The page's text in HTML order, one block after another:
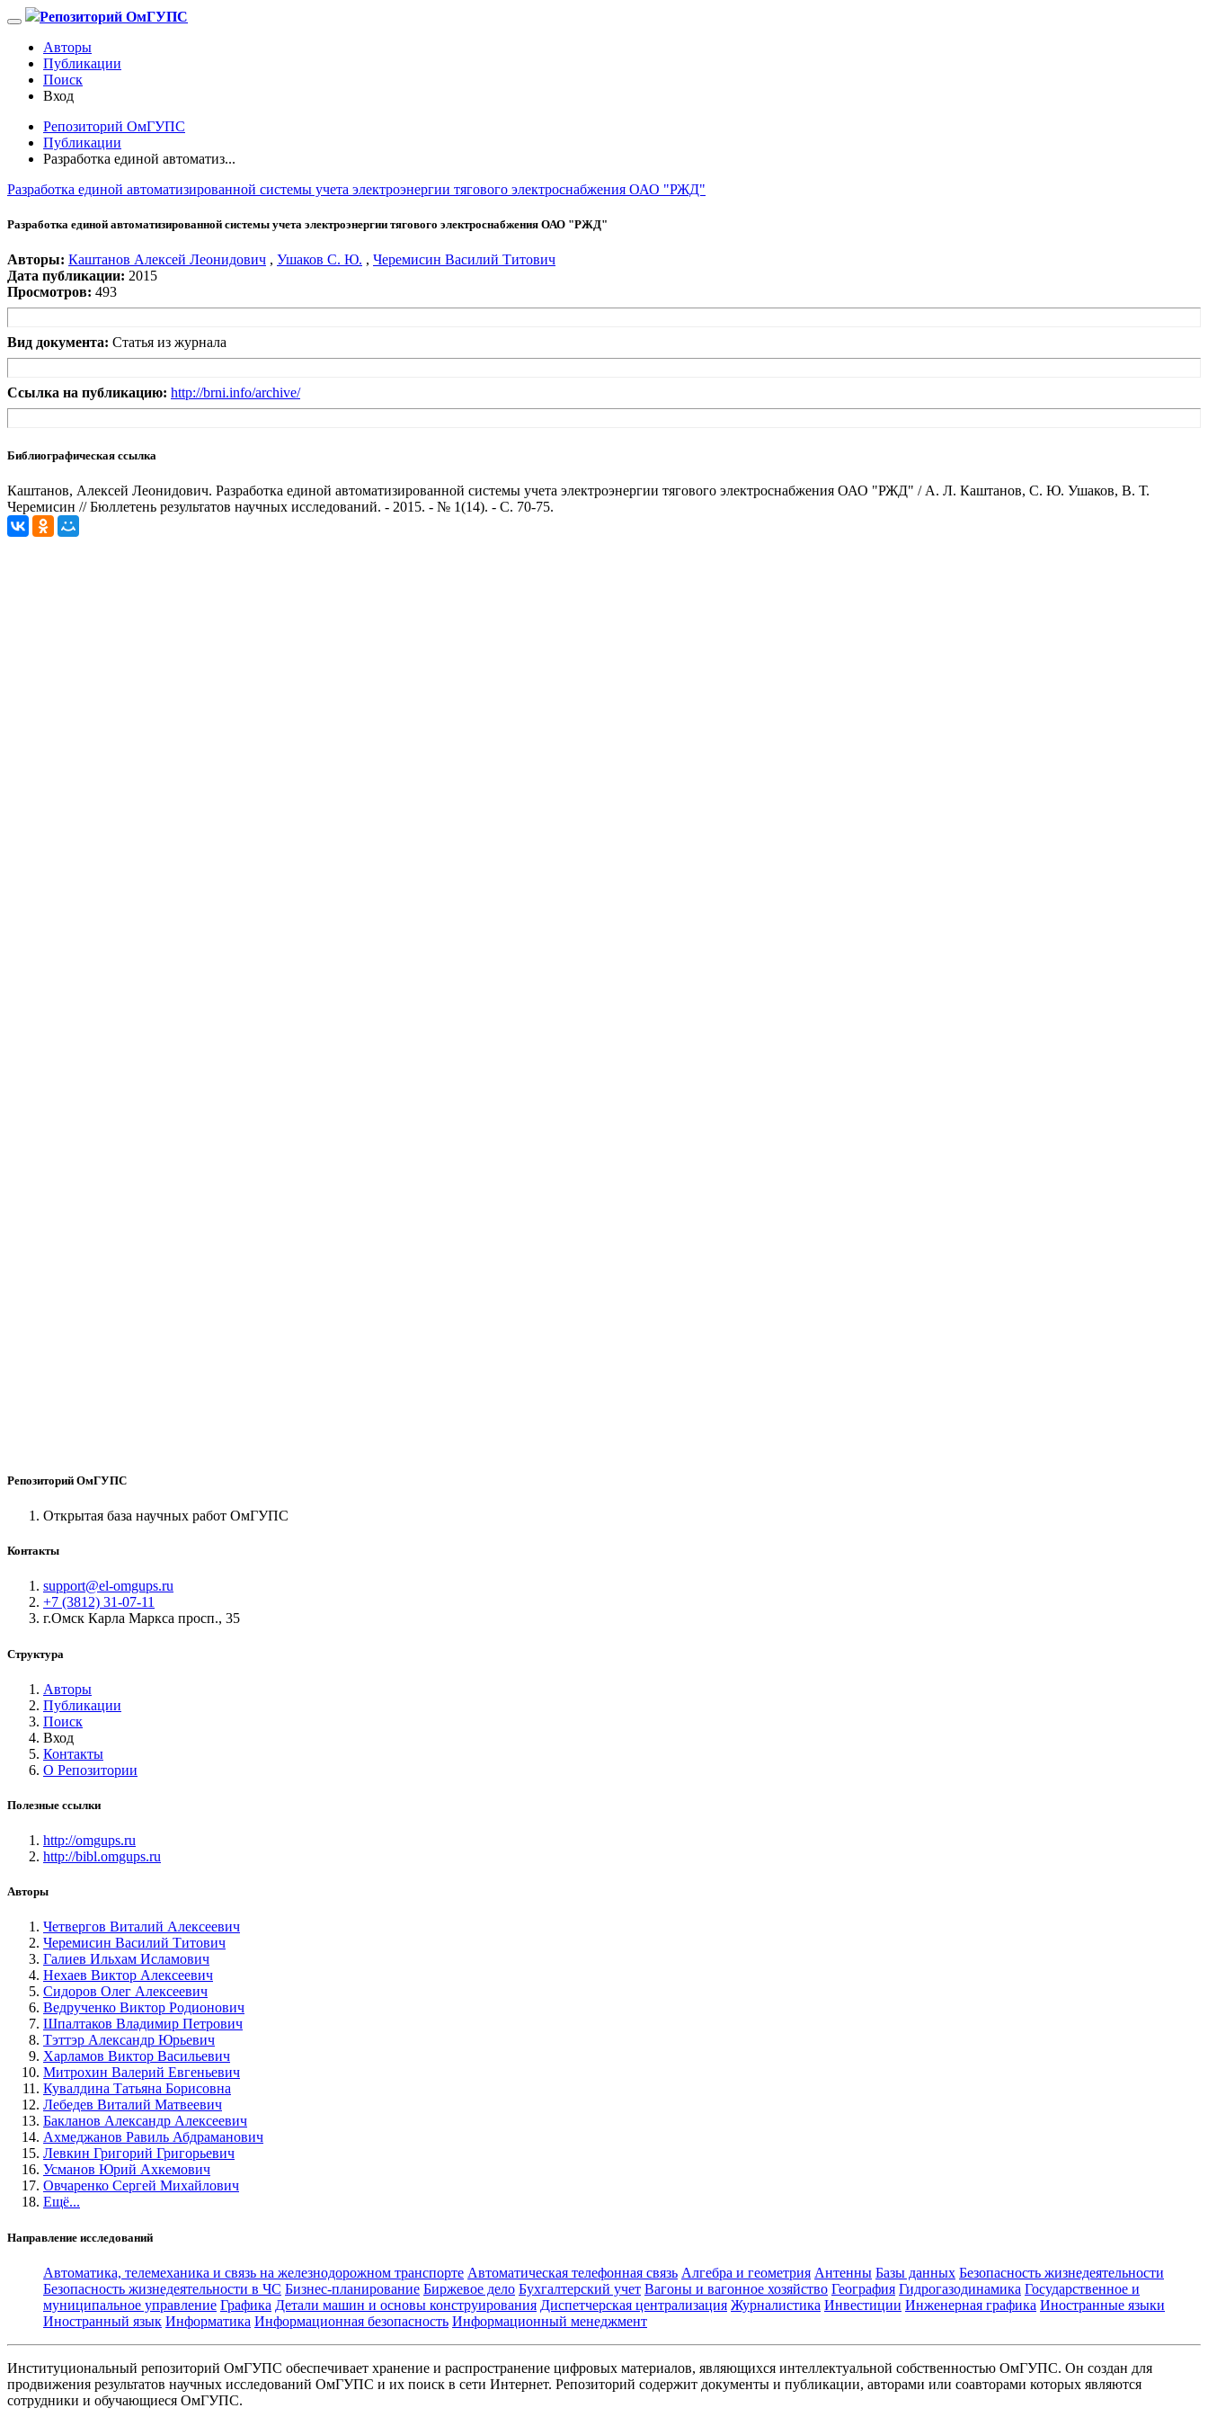
Репозиторий ОмГУПС
Авторы
Публикации
Поиск
Вход
Репозиторий ОмГУПС
Публикации
Разработка единой автоматиз...
Разработка единой автоматизированной системы учета электроэнергии тягового электроснабжения ОАО "РЖД"
Разработка единой автоматизированной системы учета электроэнергии тягового электроснабжения ОАО "РЖД"
Авторы: Каштанов Алексей Леонидович , Ушаков С. Ю. , Черемисин Василий Титович
Дата публикации: 2015
Просмотров: 493
Вид документа: Статья из журнала
Ссылка на публикацию: http://brni.info/archive/
Библиографическая ссылка
Каштанов, Алексей Леонидович. Разработка единой автоматизированной системы учета электроэнергии тягового электроснабжения ОАО "РЖД" / А. Л. Каштанов, С. Ю. Ушаков, В. Т.
Черемисин // Бюллетень результатов научных исследований. - 2015. - № 1(14). - С. 70-75.
Репозиторий ОмГУПС
Открытая база научных работ ОмГУПС
Контакты
support@el-omgups.ru
+7 (3812) 31-07-11
г.Омск Карла Маркса просп., 35
Структура
Авторы
Публикации
Поиск
Вход
Контакты
О Репозитории
Полезные ссылки
http://omgups.ru
http://bibl.omgups.ru
Авторы
Четвергов Виталий Алексеевич
Черемисин Василий Титович
Галиев Ильхам Исламович
Нехаев Виктор Алексеевич
Сидоров Олег Алексеевич
Ведрученко Виктор Родионович
Шпалтаков Владимир Петрович
Тэттэр Александр Юрьевич
Харламов Виктор Васильевич
Митрохин Валерий Евгеньевич
Кувалдина Татьяна Борисовна
Лебедев Виталий Матвеевич
Бакланов Александр Алексеевич
Ахмеджанов Равиль Абдраманович
Левкин Григорий Григорьевич
Усманов Юрий Ахкемович
Овчаренко Сергей Михайлович
Ещё...
Направление исследований
Автоматика, телемеханика и связь на железнодорожном транспорте Автоматическая телефонная связь Алгебра и геометрия Антенны Базы данных Безопасность жизнедеятельности
Безопасность жизнедеятельности в ЧС Бизнес-планирование Биржевое дело Бухгалтерский учет Вагоны и вагонное хозяйство География Гидрогазодинамика Государственное и
муниципальное управление Графика Детали машин и основы конструирования Диспетчерская централизация Журналистика Инвестиции Инженерная графика Иностранные языки
Иностранный язык Информатика Информационная безопасность Информационный менеджмент
Институциональный репозиторий ОмГУПС обеспечивает хранение и распространение цифровых материалов, являющихся интеллектуальной собственностью ОмГУПС. Он создан для
продвижения результатов научных исследований ОмГУПС и их поиск в сети Интернет. Репозиторий содержит документы и публикации, авторами или соавторами которых являются
сотрудники и обучающиеся ОмГУПС.